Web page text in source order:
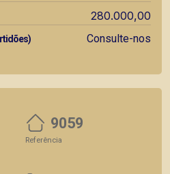
280.000,00
Consulte-nos
9059
Referência